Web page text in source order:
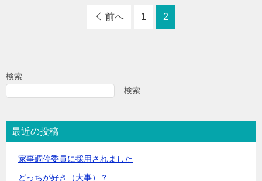
前へ 1 2
検索
検索
最近の投稿
家事調停委員に採用されました
どっちが好き（大事）？